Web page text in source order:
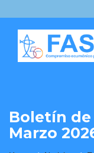
Boletín de
Marzo